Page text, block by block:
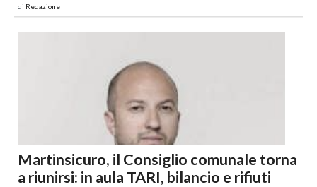
di Redazione
Martinsicuro, il Consiglio comunale torna
a riunirsi: in aula TARI, bilancio e rifiuti